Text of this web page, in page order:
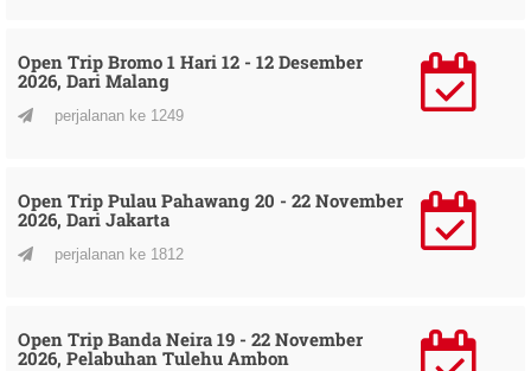
Open Trip Bromo 1 Hari 12 - 12 Desember
2026, Dari Malang
perjalanan ke 1249
Open Trip Pulau Pahawang 20 - 22 November
2026, Dari Jakarta
perjalanan ke 1812
Open Trip Banda Neira 19 - 22 November
2026, Pelabuhan Tulehu Ambon